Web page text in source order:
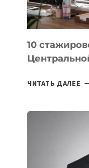
ПО
ИИ
10
ЧИТАТЬ ДАЛЕЕ